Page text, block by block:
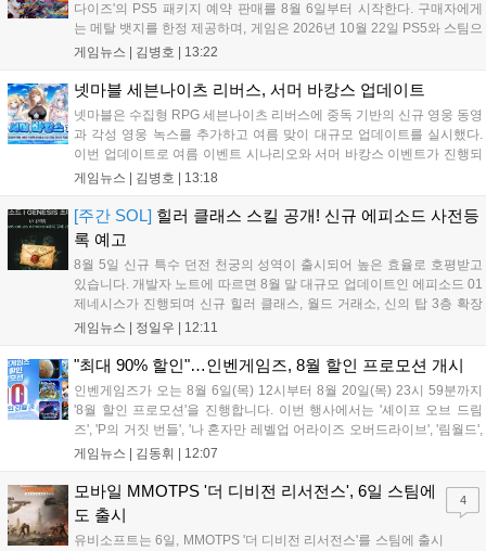
다이즈'의 PS5 패키지 예약 판매를 8월 6일부터 시작한다. 구매자에게
는 메탈 뱃지를 한정 제공하며, 게임은 2026년 10월 22일 PS5와 스팀으
로 정식 출시된다. 좀비 주인공 데이비가 보디 해킹과 스타일 이트 능력
럭스판 등 다양한 에디션도 함께 발매될 예정이다....
게임뉴스 | 김병호 13:22
넷마블 세븐나이츠 리버스, 서머 바캉스 업데이트
넷마블은 수집형 RPG 세븐나이츠 리버스에 중독 기반의 신규 영웅 동영
과 각성 영웅 녹스를 추가하고 여름 맞이 대규모 업데이트를 실시했다.
이번 업데이트로 여름 이벤트 시나리오와 서머 바캉스 이벤트가 진행되
며, 7일간 출석 시 수영복 세인 코스튬과 전설 장신구 상자 등 풍성한 보
이벤트도 열리며, 강화 횟수에 따른 보상과 상위 100명에게는 특별 랭킹
보상이 주어진다. 넷마블은 이번 이벤트를 통해 이용자들에게 다채로운
즐길 거리를 제공할 예정이다....
게임뉴스 | 김병호 13:18
[주간 SOL] 힐러 클래스 스킬 공개! 신규 에피소드 사전등
록 예고
8월 5일 신규 특수 던전 천궁의 성역이 출시되어 높은 효율로 호평받고
있습니다. 개발자 노트에 따르면 8월 말 대규모 업데이트인 에피소드 01
제네시스가 진행되며 신규 힐러 클래스, 월드 거래소, 신의 탑 3층 확장
등이 예고되었습니다. 또한 8일에는 신권 선출이 예정되어 있어 게임 내
다....
게임뉴스 | 정일우 12:11
"최대 90% 할인"…인벤게임즈, 8월 할인 프로모션 개시
인벤게임즈가 오는 8월 6일(목) 12시부터 8월 20일(목) 23시 59분까지
'8월 할인 프로모션'을 진행합니다. 이번 행사에서는 '셰이프 오브 드림
즈', 'P의 거짓 번들', '나 혼자만 레벨업 어라이즈 오버드라이브', '림월드',
'아랑전설 시티 오브 더 울브스', '팰월드' 등 인기 타이틀을 최대 90% 할
론 네이버페이 포인트 추가 적립 혜택도 받을 수 있으며, 자세한 내용은
공식 네이버 스마트 스토어에서 확인 가능합니다....
게임뉴스 | 김동휘 12:07
모바일 MMOTPS '더 디비전 리서전스', 6일 스팀에
도 출시
유비소프트는 6일, MMOTPS '더 디비전 리서전스'를 스팀에 출시
4